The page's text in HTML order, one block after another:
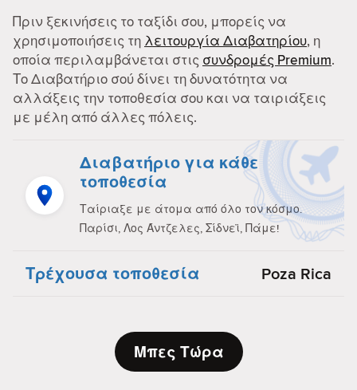
Πριν ξεκινήσεις το ταξίδι σου, μπορείς να
χρησιμοποιήσεις τη λειτουργία Διαβατηρίου, η
οποία περιλαμβάνεται στις συνδρομές Premium.
Το Διαβατήριο σού δίνει τη δυνατότητα να
αλλάξεις την τοποθεσία σου και να ταιριάξεις
με μέλη από άλλες πόλεις.
Διαβατήριο για κάθε
τοποθεσία
Ταίριαξε με άτομα από όλο τον κόσμο.
Παρίσι, Λος Άντζελες, Σίδνεϊ, Πάμε!
Τρέχουσα τοποθεσία Poza Rica
Μπες Τώρα